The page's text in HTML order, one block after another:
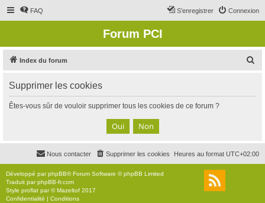
FAQ Connexion
S’enregistrer
Forum PCI
Index du forum
c
Supprimer les cookies
Êtes-vous sûr de vouloir supprimer tous les cookies de ce forum ?
Heures au format UTC+02:00
Supprimer les cookies
Nous contacter
Développé parphpBB® Forum Software © phpBB Limited
Traduit parphpBB-fr.com
Style proflat par ©Mazeltof 2017
Confidentialité | Conditions